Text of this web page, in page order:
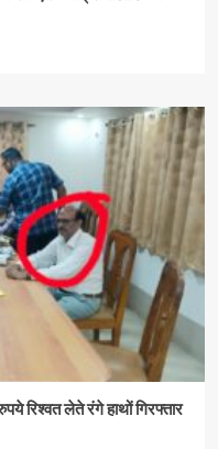
रिश्वत लेते रंगे हाथों गिरफ्तार